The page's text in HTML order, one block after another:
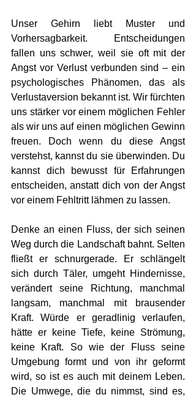
Unser Gehirn liebt Muster und
Vorhersagbarkeit. Entscheidungen
fallen uns schwer, weil sie oft mit der
Angst vor Verlust verbunden sind – ein
psychologisches Phänomen, das als
Verlustaversion bekannt ist. Wir fürchten
uns stärker vor einem möglichen Fehler
als wir uns auf einen möglichen Gewinn
freuen. Doch wenn du diese Angst
verstehst, kannst du sie überwinden. Du
kannst dich bewusst für Erfahrungen
entscheiden, anstatt dich von der Angst
vor einem Fehltritt lähmen zu lassen.
Denke an einen Fluss, der sich seinen
Weg durch die Landschaft bahnt. Selten
fließt er schnurgerade. Er schlängelt
sich durch Täler, umgeht Hindernisse,
verändert seine Richtung, manchmal
langsam, manchmal mit brausender
Kraft. Würde er geradlinig verlaufen,
hätte er keine Tiefe, keine Strömung,
keine Kraft. So wie der Fluss seine
Umgebung formt und von ihr geformt
wird, so ist es auch mit deinem Leben.
Die Umwege, die du nimmst, sind es,